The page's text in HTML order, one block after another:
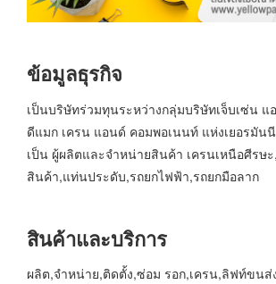
ข้อมูลธุรกิจ
เป็นบริษัทร่วมทุนระหว่างกลุ่มบริษัทเจ็บเซ่น แ
ดีแมก เครน แอนด์ คอมพอเนนท์ แห่งเยอรมัน
เป็น ผู้ผลิตและจำหน่ายสินค้า เครนเหนือศีรษ
สินค้า,แท่นประดับ,รถยกไฟฟ้า,รถยกมือลาก
สินค้าและบริการ
ผลิต,จำหน่าย,ติดตั้ง,ซ่อม รอก,เครน,ลิฟท์ขน